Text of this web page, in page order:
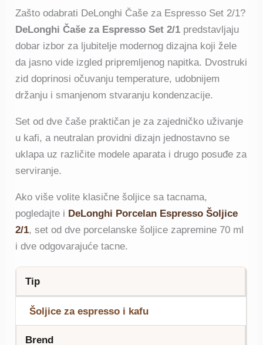
Zašto odabrati DeLonghi Čaše za Espresso Set 2/1?
DeLonghi Čaše za Espresso Set 2/1 predstavljaju
dobar izbor za ljubitelje modernog dizajna koji žele
da jasno vide izgled pripremljenog napitka. Dvostruki
zid doprinosi očuvanju temperature, udobnijem
držanju i smanjenom stvaranju kondenzacije.
Set od dve čaše praktičan je za zajedničko uživanje
u kafi, a neutralan providni dizajn jednostavno se
uklapa uz različite modele aparata i drugo posuđe za
serviranje.
Ako više volite klasične šoljice sa tacnama,
pogledajte i DeLonghi Porcelan Espresso Šoljice
2/1, set od dve porcelanske šoljice zapremine 70 ml
i dve odgovarajuće tacne.
Tip
Šoljice za espresso i kafu
Brend